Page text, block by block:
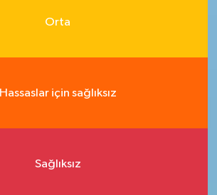
Orta
Hassaslar için sağlıksız
Sağlıksız